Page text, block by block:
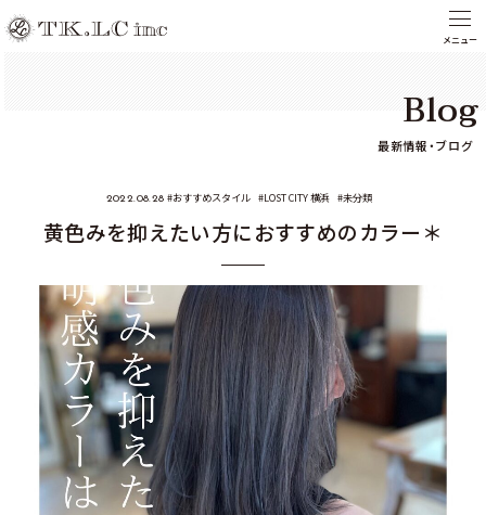
Blog
最新情報・ブログ
2022.08.28 おすすめスタイル LOST CITY 横浜 未分類
黄色みを抑えたい方におすすめのカラー＊